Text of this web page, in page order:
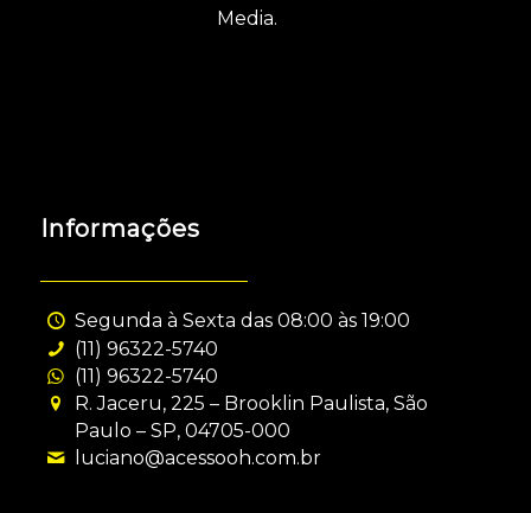
Media.
Informações
Segunda à Sexta das 08:00 às 19:00
(11) 96322-5740
(11) 96322-5740
R. Jaceru, 225 – Brooklin Paulista, São
Paulo – SP, 04705-000
luciano@acessooh.com.br